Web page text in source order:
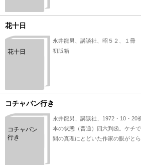
花十日
花十日
永井龍男、講談社、昭５２、１冊
初版箱
コチャバン行き
コチャバン
行き
永井龍男、講談社、1972・10・20
本の状態（普通）四六判函。ケチ
間の真理にとどいた作家の眼がと